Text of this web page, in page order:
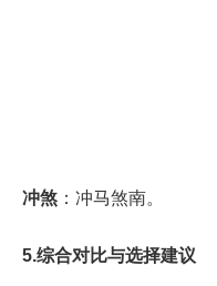
冲煞 ：冲马煞南。
5.综合对比与选择建议